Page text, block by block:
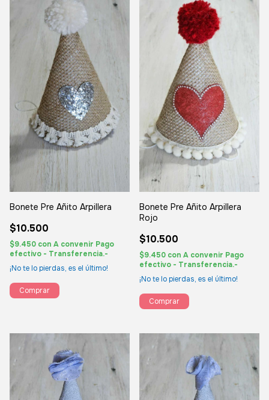
Bonete Pre Añito Arpillera
$10.500
$9.450 con A convenir Pago
efectivo - Transferencia.-
¡No te lo pierdas, es el último!
Comprar
Bonete Pre Añito Arpillera
Rojo
$10.500
$9.450 con A convenir Pago
efectivo - Transferencia.-
¡No te lo pierdas, es el último!
Comprar